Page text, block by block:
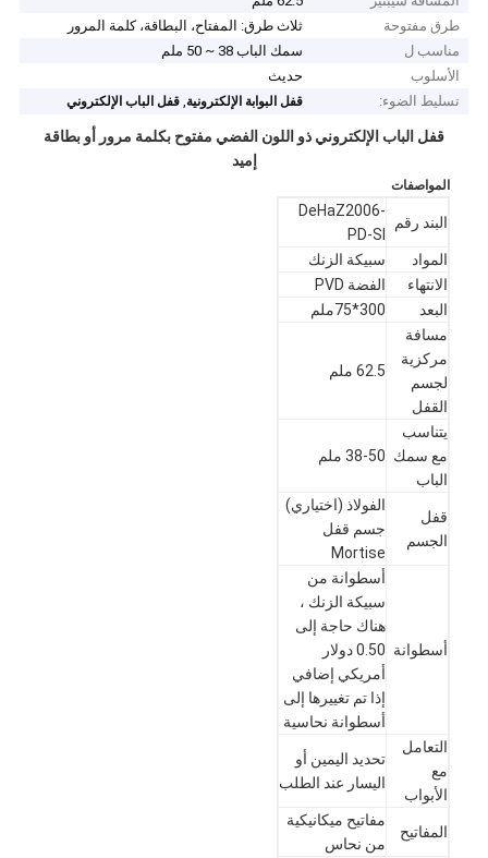
طرق مفتوحة
ثلاث طرق: المفتاح، البطاقة، كلمة المرور
مناسب ل
سمك الباب 38 ~ 50 ملم
الأسلوب
حديث
تسليط الضوء:
قفل البوابة الإلكترونية,قفل الباب الإلكتروني
قفل الباب الإلكتروني ذو اللون الفضي مفتوح بكلمة مرور أو بطاقة
إميد
المواصفات
البند رقم
DeHaZ2006-
PD-SI
المواد
سبيكة الزنك
الانتهاء
الفضة PVD
البعد
300*75ملم
مسافة
مركزية
لجسم
القفل
62.5 ملم
يتناسب
مع سمك
الباب
38-50 ملم
قفل
الجسم
الفولاذ (اختياري)
جسم قفل
Mortise
أسطوانة
أسطوانة من
سبيكة الزنك ،
هناك حاجة إلى
0.50 دولار
أمريكي إضافي
إذا تم تغييرها إلى
أسطوانة نحاسية
التعامل
مع
الأبواب
تحديد اليمين أو
اليسار عند الطلب
المفاتيح
مفاتيح ميكانيكية
من نحاس